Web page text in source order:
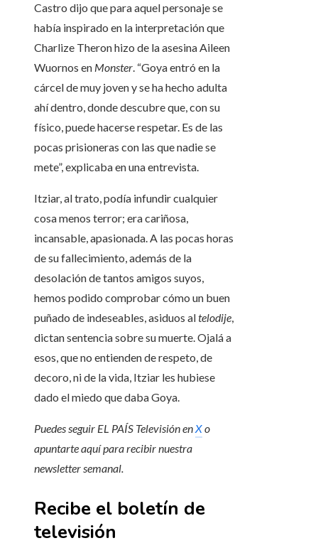
Castro dijo que para aquel personaje se
había inspirado en la interpretación que
Charlize Theron hizo de la asesina Aileen
Wuornos en Monster. “Goya entró en la
cárcel de muy joven y se ha hecho adulta
ahí dentro, donde descubre que, con su
físico, puede hacerse respetar. Es de las
pocas prisioneras con las que nadie se
mete”, explicaba en una entrevista.
Itziar, al trato, podía infundir cualquier
cosa menos terror; era cariñosa,
incansable, apasionada. A las pocas horas
de su fallecimiento, además de la
desolación de tantos amigos suyos,
hemos podido comprobar cómo un buen
puñado de indeseables, asiduos altelodije,
dictan sentencia sobre su muerte. Ojalá a
esos, que no entienden de respeto, de
decoro, ni de la vida, Itziar les hubiese
dado el miedo que daba Goya.
Puedes seguir EL PAÍS Televisión enXo
apuntarte aquí para recibirnuestra
newsletter semanal.
Recibe el boletín de
televisión